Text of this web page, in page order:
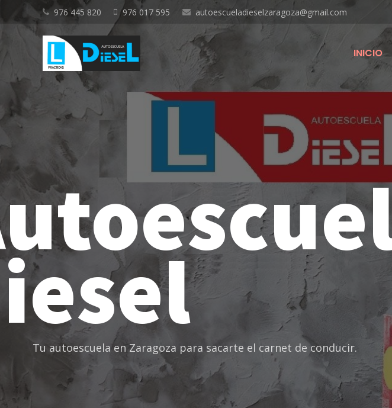
976 445 820 976 017 595 autoescueladieselzaragoza@gmail.com
INICIO